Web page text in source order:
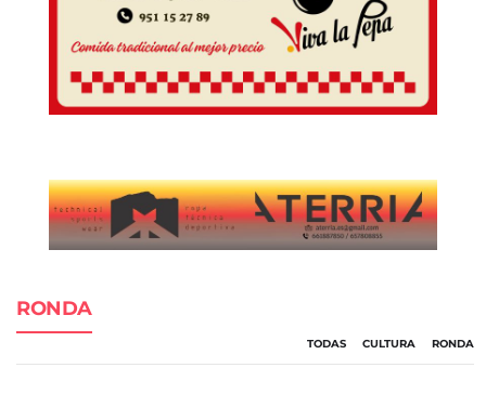
RONDA
TODAS CULTURA RONDA